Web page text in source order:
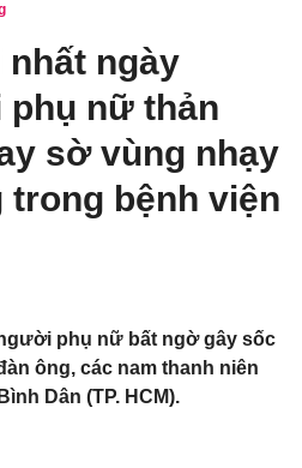
ngày
phụ nữ thản
sờ vùng nhạy
trong bệnh viện
phụ nữ bất ngờ gây sốc
ông, các nam thanh niên
Dân (TP. HCM).